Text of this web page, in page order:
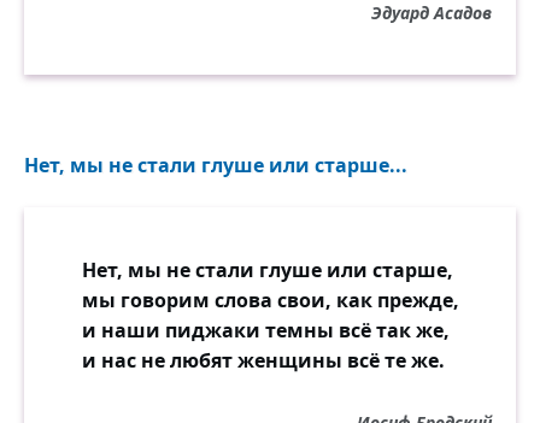
Эдуард Асадов
Нет, мы не стали глуше или старше...
Нет, мы не стали глуше или старше,
мы говорим слова свои, как прежде,
и наши пиджаки темны всё так же,
и нас не любят женщины всё те же.